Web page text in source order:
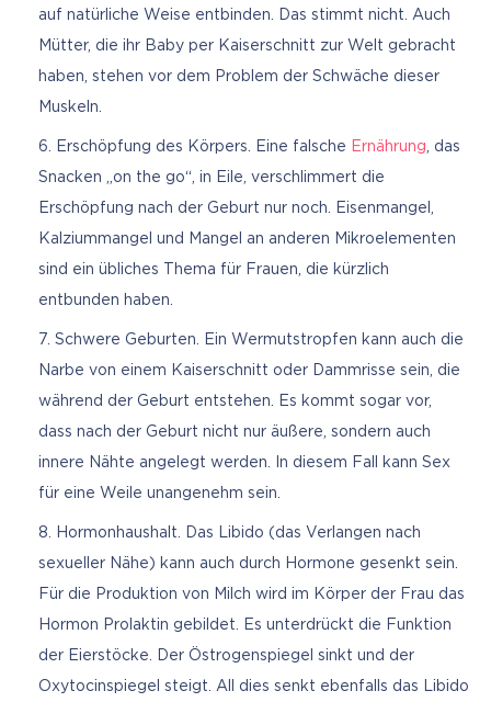
auf natürliche Weise entbinden. Das stimmt nicht. Auch
Mütter, die ihr Baby per Kaiserschnitt zur Welt gebracht
haben, stehen vor dem Problem der Schwäche dieser
Muskeln.
Erschöpfung des Körpers. Eine falsche Ernährung , das
Snacken „on the go“, in Eile, verschlimmert die
Erschöpfung nach der Geburt nur noch. Eisenmangel,
Kalziummangel und Mangel an anderen Mikroelementen
sind ein übliches Thema für Frauen, die kürzlich
entbunden haben.
Schwere Geburten. Ein Wermutstropfen kann auch die
Narbe von einem Kaiserschnitt oder Dammrisse sein, die
während der Geburt entstehen. Es kommt sogar vor,
dass nach der Geburt nicht nur äußere, sondern auch
innere Nähte angelegt werden. In diesem Fall kann Sex
für eine Weile unangenehm sein.
Hormonhaushalt. Das Libido (das Verlangen nach
sexueller Nähe) kann auch durch Hormone gesenkt sein.
Für die Produktion von Milch wird im Körper der Frau das
Hormon Prolaktin gebildet. Es unterdrückt die Funktion
der Eierstöcke. Der Östrogenspiegel sinkt und der
Oxytocinspiegel steigt. All dies senkt ebenfalls das Libido